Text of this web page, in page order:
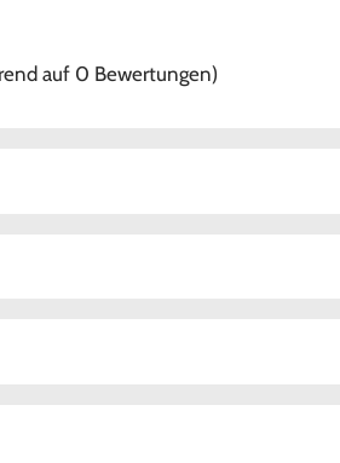
auf 0 Bewertungen)